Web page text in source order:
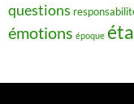
questions
émotions époque